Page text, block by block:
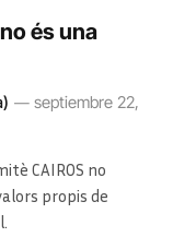
és una
septiembre 22,
CAIROS no
propis de